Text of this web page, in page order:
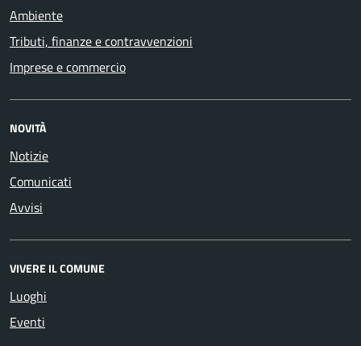
Ambiente
Tributi, finanze e contravvenzioni
Imprese e commercio
NOVITÀ
Notizie
Comunicati
Avvisi
VIVERE IL COMUNE
Luoghi
Eventi